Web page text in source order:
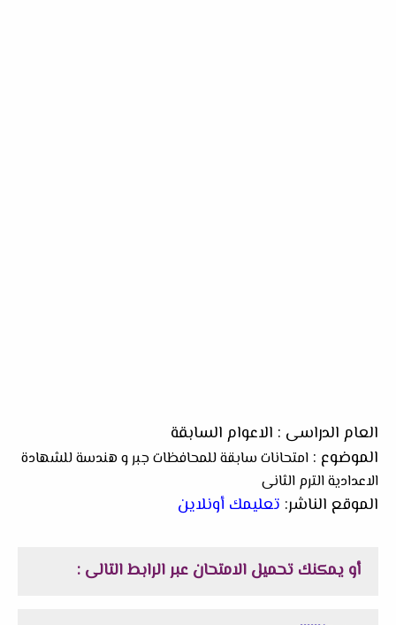
العام الدراسى : الاعوام السابقة
الموضوع : امتحانات سابقة للمحافظات جبر و هندسة للشهادة
الاعدادية الترم الثانى
الموقع الناشر: تعليمك أونلاين
أو يمكنك تحميل الامتحان عبر الرابط التالى :